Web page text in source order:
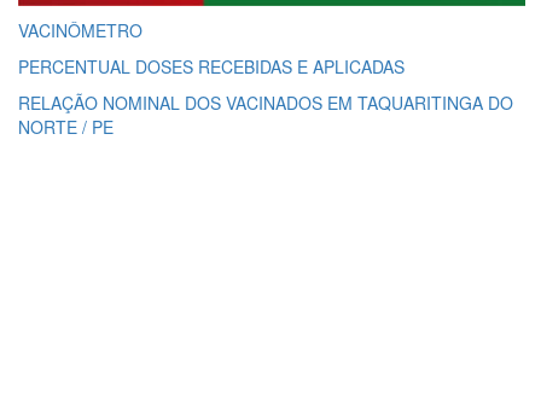
VACINÔMETRO
PERCENTUAL DOSES RECEBIDAS E APLICADAS
RELAÇÃO NOMINAL DOS VACINADOS EM TAQUARITINGA DO
NORTE / PE